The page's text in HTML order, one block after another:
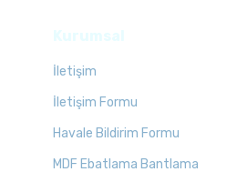
İletişim
İletişim Formu
Havale Bildirim Formu
MDF Ebatlama Bantlama